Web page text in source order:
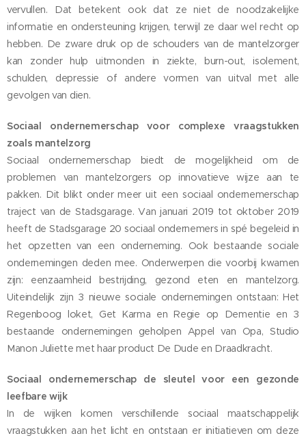
vervullen. Dat betekent ook dat ze niet de noodzakelijke
informatie en ondersteuning krijgen, terwijl ze daar wel recht op
hebben. De zware druk op de schouders van de mantelzorger
kan zonder hulp uitmonden in ziekte, burn-out, isolement,
schulden, depressie of andere vormen van uitval met alle
gevolgen van dien.
Sociaal ondernemerschap voor complexe vraagstukken
zoals mantelzorg
Sociaal ondernemerschap biedt de mogelijkheid om de
problemen van mantelzorgers op innovatieve wijze aan te
pakken. Dit blikt onder meer uit een sociaal ondernemerschap
traject van de Stadsgarage. Van januari 2019 tot oktober 2019
heeft de Stadsgarage 20 sociaal ondernemers in spé begeleid in
het opzetten van een onderneming. Ook bestaande sociale
ondernemingen deden mee. Onderwerpen die voorbij kwamen
zijn: eenzaamheid bestrijding, gezond eten en mantelzorg.
Uiteindelijk zijn 3 nieuwe sociale ondernemingen ontstaan: Het
Regenboog loket, Get Karma en Regie op Dementie en 3
bestaande ondernemingen geholpen Appel van Opa, Studio
Manon Juliette met haar product De Dude en Draadkracht.
Sociaal ondernemerschap de sleutel voor een gezonde
leefbare wijk
In de wijken komen verschillende sociaal maatschappelijk
vraagstukken aan het licht en ontstaan er initiatieven om deze